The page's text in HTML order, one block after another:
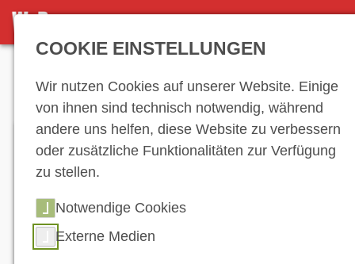
DETAILSEITE
COOKIE EINSTELLUNGEN
Wir nutzen Cookies auf unserer Website. Einige
von ihnen sind technisch notwendig, während
andere uns helfen, diese Website zu verbessern
oder zusätzliche Funktionalitäten zur Verfügung
zu stellen.
Notwendige Cookies
Externe Medien